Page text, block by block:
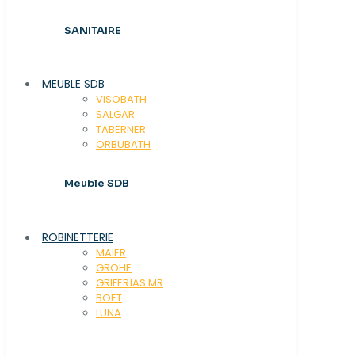
SANITAIRE
MEUBLE SDB
VISOBATH
SALGAR
TABERNER
ORBUBATH
Meuble SDB
ROBINETTERIE
MAIER
GROHE
GRIFERÍAS MR
BOET
LUNA